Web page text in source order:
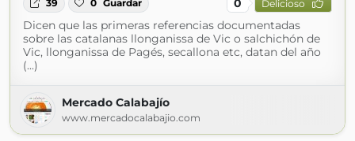
39 0 Guardar 0 Delicioso
Dicen que las primeras referencias documentadas
sobre las catalanas llonganissa de Vic o salchichón de
Vic, llonganissa de Pagés, secallona etc, datan del año
(...)
Mercado Calabajío
www.mercadocalabajio.com